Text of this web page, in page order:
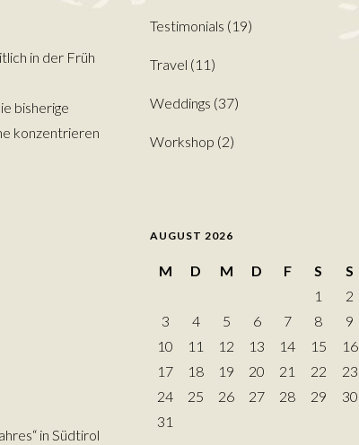
in der Früh
bisherige
konzentrieren
in Südtirol
Testimonials (19)
Travel (11)
Weddings (37)
Workshop (2)
AUGUST 2026
M D M D F S
S
1
2
3
4 5 6 7 8
9
10
11 12 13 14 15
16
17
18 19 20 21 22
23
24
25 26 27 28 29
30
31